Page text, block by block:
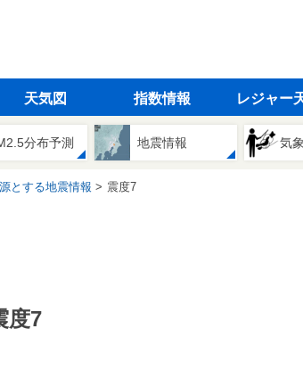
天気図 指数情報 レジャー
分布予測 地震情報 気
とする地震情報 震度7
度7